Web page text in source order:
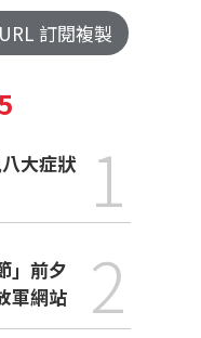
訂閱複製
1
」前夕
軍網站
2